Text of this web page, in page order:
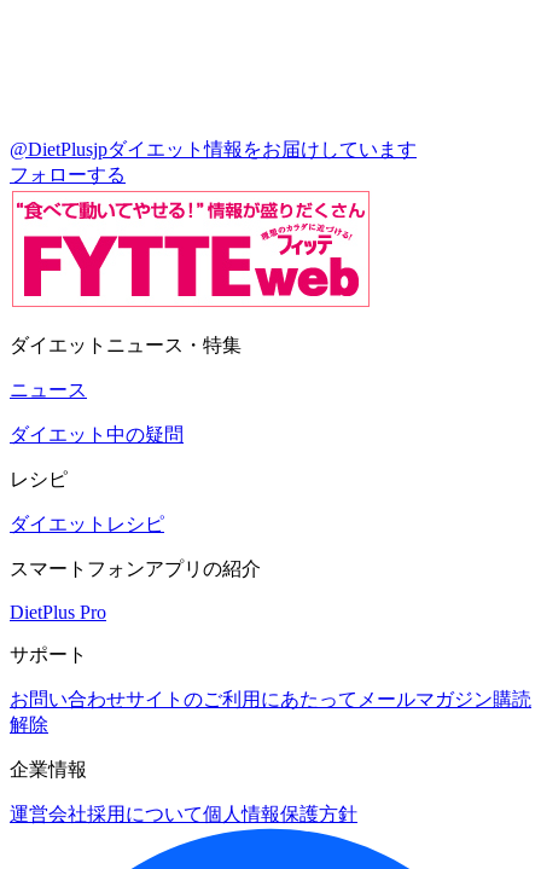
@DietPlusjpダイエット情報をお届けしています
フォローする
ダイエットニュース・特集
ニュース
ダイエット中の疑問
レシピ
ダイエットレシピ
スマートフォンアプリの紹介
DietPlus Pro
サポート
お問い合わせサイトのご利用にあたって メールマガジン購読
解除
企業情報
運営会社採用について個人情報保護方針